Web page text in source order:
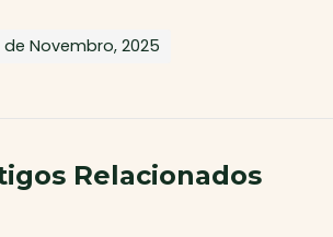
de Novembro, 2025
Relacionados